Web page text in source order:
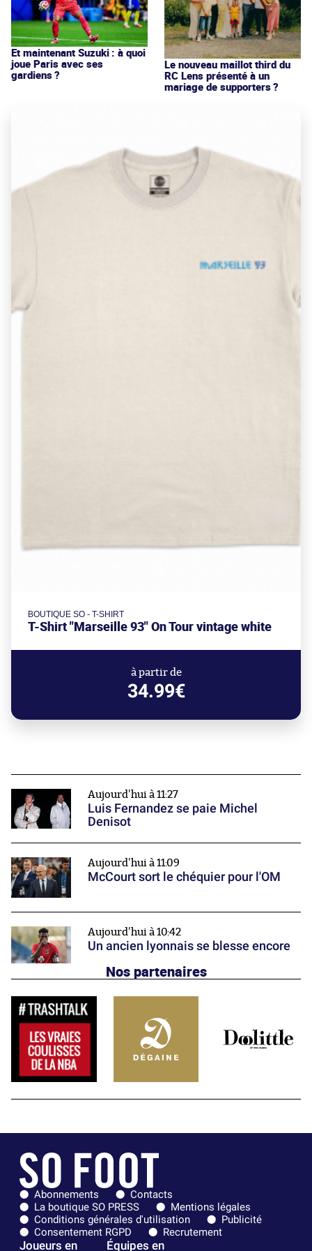
Et maintenant Suzuki : à quoi
joue Paris avec ses
gardiens ?
Le nouveau maillot third du
RC Lens présenté à un
mariage de supporters ?
BOUTIQUE SO - T-SHIRT
T-Shirt "Marseille 93" On Tour vintage white
à partir de
34.99€
Aujourd'hui à 11:27
Luis Fernandez se paie Michel
Denisot
Aujourd'hui à 11:09
McCourt sort le chéquier pour l'OM
Aujourd'hui à 10:42
Un ancien lyonnais se blesse encore
Nos partenaires
Abonnements
Contacts
La boutique SO PRESS
Mentions légales
Conditions générales d'utilisation
Publicité
Consentement RGPD
Recrutement
Joueurs en
Équipes en